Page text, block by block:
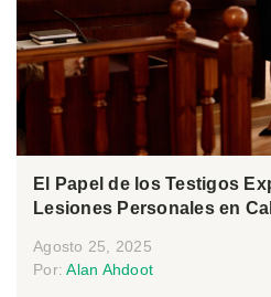
El Papel de los Testigos
Lesiones Personales en
Agosto 25, 2025
Por:Alan Ahdoot